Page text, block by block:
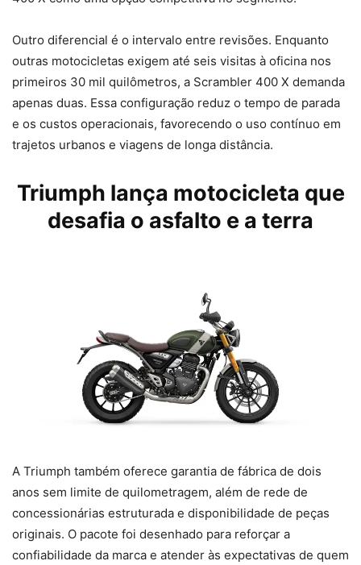
Outro diferencial é o intervalo entre revisões. Enquanto
outras motocicletas exigem até seis visitas à oficina nos
primeiros 30 mil quilômetros, a Scrambler 400 X demanda
apenas duas. Essa configuração reduz o tempo de parada
e os custos operacionais, favorecendo o uso contínuo em
trajetos urbanos e viagens de longa distância.
Triumph lança motocicleta que
desafia o asfalto e a terra
A Triumph também oferece garantia de fábrica de dois
anos sem limite de quilometragem, além de rede de
concessionárias estruturada e disponibilidade de peças
originais. O pacote foi desenhado para reforçar a
confiabilidade da marca e atender às expectativas de quem